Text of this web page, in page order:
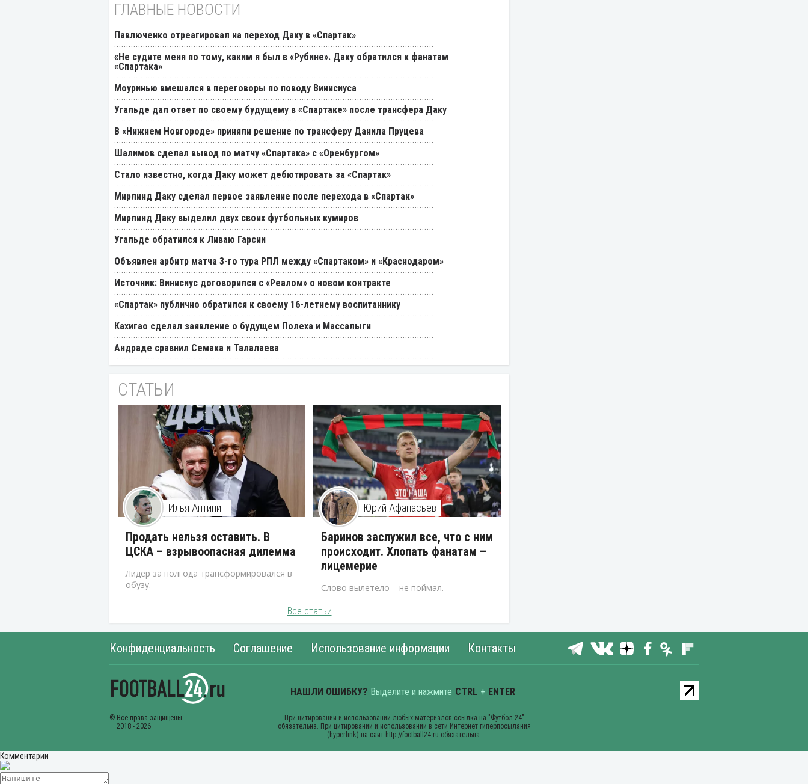
ГЛАВНЫЕ НОВОСТИ
Павлюченко отреагировал на переход Даку в «Спартак»
«Не судите меня по тому, каким я был в «Рубине». Даку обратился к фанатам
«Спартака»
Моуринью вмешался в переговоры по поводу Винисиуса
Угальде дал ответ по своему будущему в «Спартаке» после трансфера Даку
В «Нижнем Новгороде» приняли решение по трансферу Данила Пруцева
Шалимов сделал вывод по матчу «Спартака» с «Оренбургом»
Стало известно, когда Даку может дебютировать за «Спартак»
Мирлинд Даку сделал первое заявление после перехода в «Спартак»
Мирлинд Даку выделил двух своих футбольных кумиров
Угальде обратился к Ливаю Гарсии
Объявлен арбитр матча 3-го тура РПЛ между «Спартаком» и «Краснодаром»
Источник: Винисиус договорился с «Реалом» о новом контракте
«Спартак» публично обратился к своему 16-летнему воспитаннику
Кахигао сделал заявление о будущем Полеха и Массалыги
Андраде сравнил Семака и Талалаева
СТАТЬИ
Илья Антипин
Продать нельзя оставить. В
ЦСКА – взрывоопасная дилемма
Лидер за полгода трансформировался в
обузу.
Юрий Афанасьев
Баринов заслужил все, что с ним
происходит. Хлопать фанатам –
лицемерие
Слово вылетело – не поймал.
Все статьи
Конфиденциальность Соглашение Использование информации Контакты
Комментарии